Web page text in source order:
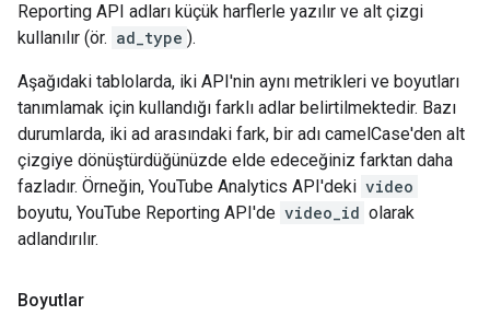
Reporting API adları küçük harflerle yazılır ve alt çizgi
kullanılır (ör. ad_type ).
Aşağıdaki tablolarda, iki API'nin aynı metrikleri ve boyutları
tanımlamak için kullandığı farklı adlar belirtilmektedir. Bazı
durumlarda, iki ad arasındaki fark, bir adı camelCase'den alt
çizgiye dönüştürdüğünüzde elde edeceğiniz farktan daha
fazladır. Örneğin, YouTube Analytics API'deki video
boyutu, YouTube Reporting API'de video_id olarak
adlandırılır.
Boyutlar